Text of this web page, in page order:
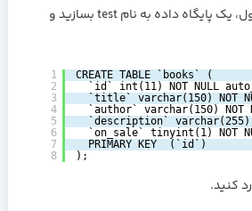
استفاده می کنیم. اول، یک پایگاه داده به نام test بسازید و
1
2
3
4
5
6
7
8
CREATE TABLE `books` (
`id` int(11) NOT NULL
`title` varchar(150) NOT
`author` varchar(150) NOT
`description` varchar(255)
`on_sale` tinyint(1)
PRIMARY KEY  (`id`)
);
کنید.